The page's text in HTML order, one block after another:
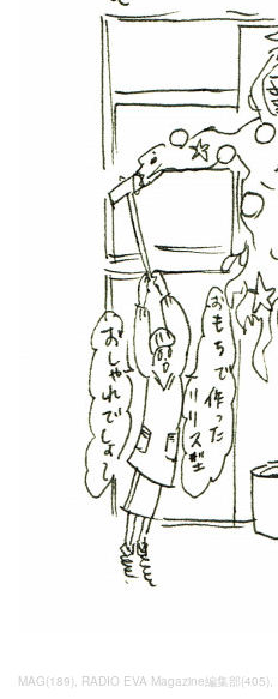
MAG(189) RADIO EVA Magazine編集部(405)